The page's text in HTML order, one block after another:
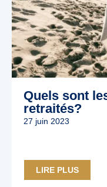
Quels sont
retraités?
27 juin 2023
LIRE PLUS